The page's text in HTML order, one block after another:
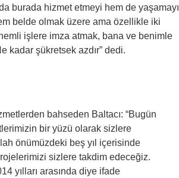
burada hizmet etmeyi hem de yaşamayı
belde olmak üzere ama özellikle iki
işlere imza atmak, bana ve benimle
kadar şükretsek azdır” dedi.
bahseden Baltacı: “Bugün
bir yüzü olarak sizlere
önümüzdeki beş yıl içerisinde
sizlere takdim edeceğiz.
yılları arasında diye ifade